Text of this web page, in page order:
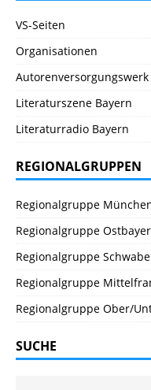
VS-Seiten
Organisationen
Autorenversorgungswerk
Literaturszene Bayern
Literaturradio Bayern
REGIONALGRUPPEN
Regionalgruppe
Regionalgruppe
Regionalgruppe
Regionalgruppe
Regionalgruppe Ober/
SUCHE